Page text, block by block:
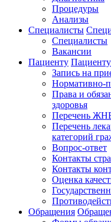
Процедуры
Анализы
Специалисты
Специалисты
Вакансии
Пациенту Пациенту
Запись на
Нормативно-
Права и
здоровья
Перечень
Перечень
категорий
Вопрос-ответ
Контакты
Контакты
Оценка
Обращения